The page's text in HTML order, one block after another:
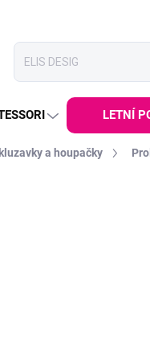
LETNÍ
a houpačky